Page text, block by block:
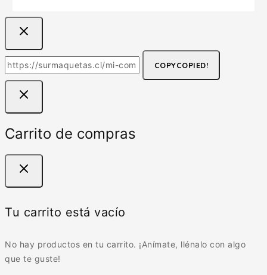
COPYCOPIED!
Carrito de compras
Tu carrito está vacío
No hay productos en tu carrito. ¡Anímate, llénalo con algo
que te guste!